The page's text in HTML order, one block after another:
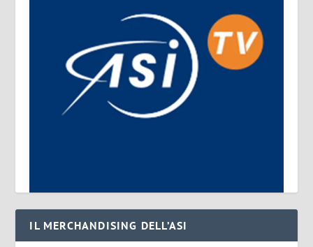
IL MERCHANDISING DELL’ASI